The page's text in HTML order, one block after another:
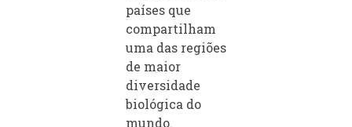
países que
compartilham
uma das regiões
de maior
diversidade
biológica do
mundo.